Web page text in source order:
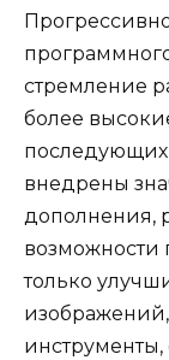
стремление
более
последующих
внедрены
дополнения,
возможности
только